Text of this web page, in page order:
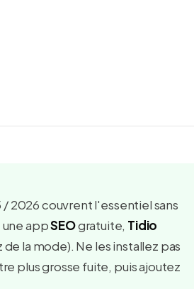
2026 couvrent l'essentiel sans
une appSEOgratuite, Tidio
la mode). Ne les installez pas
plus grosse fuite, puis ajoutez